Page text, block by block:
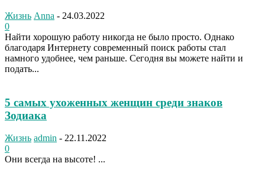
Жизнь Anna - 24.03.2022
0
Найти хорошую работу никогда не было просто. Однако
благодаря Интернету современный поиск работы стал
намного удобнее, чем раньше. Сегодня вы можете найти и
подать...
5 самых ухоженных женщин среди знаков
Зодиака
Жизнь admin - 22.11.2022
0
Они всегда на высоте! ...